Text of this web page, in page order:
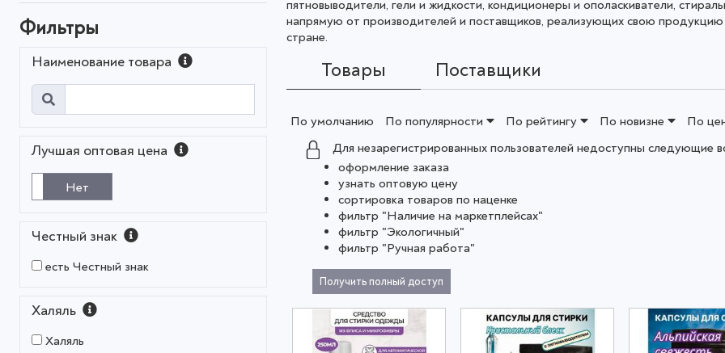
Фильтры
Наименование товара
Лучшая оптовая цена
Нет
Честный знак
есть Честный знак
Халяль
Халяль
пятновыводители, гели и жидкости, кондиционеры и ополаскиватели,
напрямую от производителей и поставщиков, реализующих свою
стране.
Товары Поставщики
По умолчанию По популярности По рейтингу По новизне По
Для незарегистрированных пользователей недоступны следующие
оформление заказа
узнать оптовую цену
сортировка товаров по наценке
фильтр "Наличие на маркетплейсах"
фильтр "Экологичный"
фильтр "Ручная работа"
Получить полный доступ